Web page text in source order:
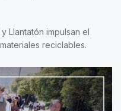
Llantatón impulsan el
reciclables.